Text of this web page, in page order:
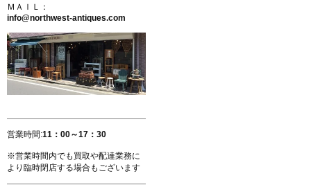
ＭＡＩＬ：
info@northwest-antiques.com
営業時間:11：00～17：30
※営業時間内でも買取や配達業務に
より臨時閉店する場合もございます